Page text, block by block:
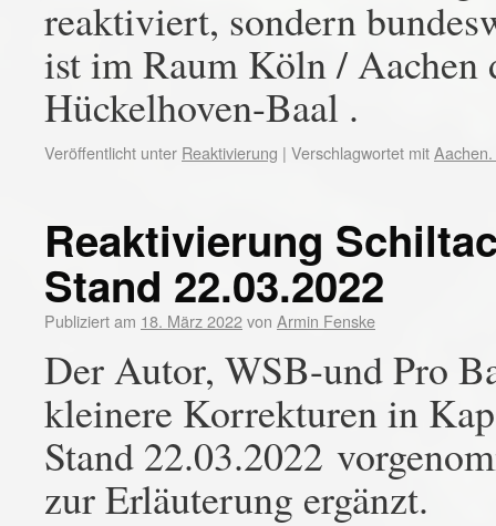
reaktiviert, sondern
ist im Raum Köln / Aachen
Hückelhoven-Baal .
Veröffentlicht unter Reaktivierung | Verschlagwortet mit
Reaktivierung
Stand 22.03.2022
Publiziert am 18. März 2022von Armin Fenske
Der Autor, WSB-und Pro
kleinere Korrekturen in
Stand 22.03.2022
zur Erläuterung ergänzt.